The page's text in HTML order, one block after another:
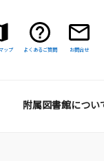
ップ よくあるご質問 お問合せ
附属図書館につい